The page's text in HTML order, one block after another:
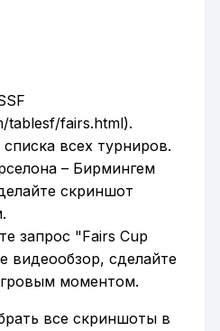
tablesf/fairs.html).
всех турниров.
– Бирмингем
скриншот
запрос "Fairs Cup
видеообзор, сделайте
моментом.
все скриншоты в